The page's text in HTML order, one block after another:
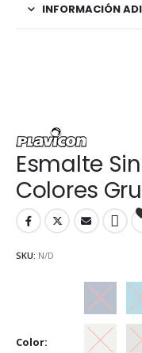
INFORMACIÓN
Esmalte
Colores
SKU: N/D
Color
Azul
Gris